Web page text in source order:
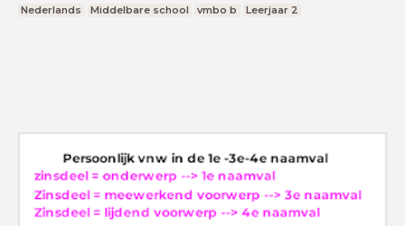
Nederlands Middelbare school vmbo b Leerjaar 2